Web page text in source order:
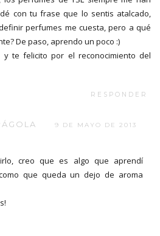
con tu frase que lo sentis atalcado,
perfumes me cuesta, pero a qué
De paso, aprendo un poco :)
y te felicito por el reconocimiento del
RESPONDER
9 DE MAYO DE 2013
creo que es algo que aprendí
que queda un dejo de aroma